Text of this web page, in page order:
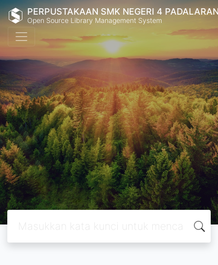
PERPUSTAKAAN SMK NEGERI 4
Open Source Library Management System